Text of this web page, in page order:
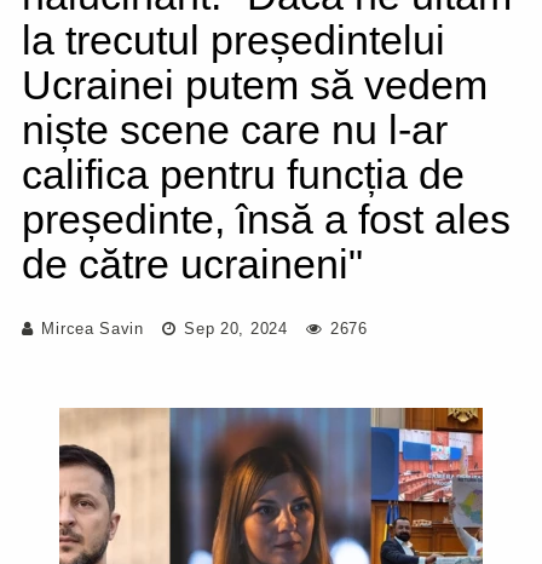
la trecutul președintelui
Ucrainei putem să vedem
niște scene care nu l-ar
califica pentru funcția de
președinte, însă a fost ales
de către ucraineni"
Mircea Savin Sep 20, 2024 2676